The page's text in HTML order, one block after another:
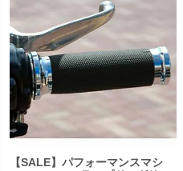
【SALE】パフォーマンスマシ